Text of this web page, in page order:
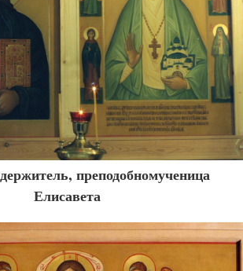
преподобномученица
Елисавета